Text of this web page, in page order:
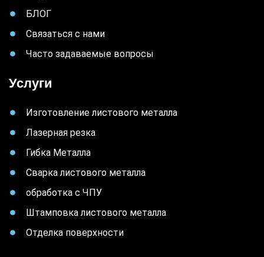
БЛОГ
Связаться с нами
Часто задаваемые вопросы
Услуги
Изготовление листового металла
Лазерная резка
Гибка Металла
Сварка листового металла
обработка с ЧПУ
Штамповка листового металла
Отделка поверхности